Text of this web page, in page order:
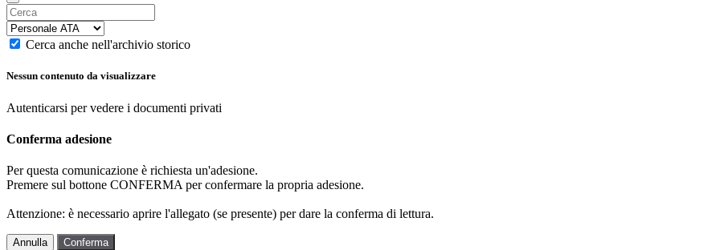
Cerca anche nell'archivio storico
Nessun contenuto da visualizzare
Autenticarsi per vedere i documenti privati
Conferma adesione
Per questa comunicazione è richiesta un'adesione.
Premere sul bottone CONFERMA per confermare la propria adesione.
Attenzione: è necessario aprire l'allegato (se presente) per dare la conferma di lettura.
Annulla Conferma